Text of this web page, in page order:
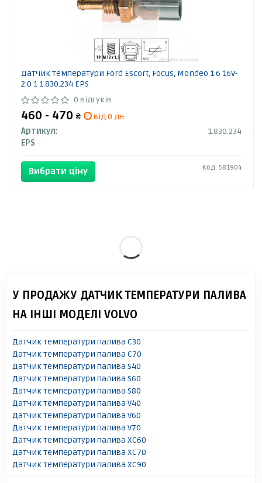
Датчик температури Ford Escort, Focus, Mondeo 1.6 16V-
2.0 1 1.830.234 EPS
0 відгуків
460 - 470 ₴
від 0 дн.
Артикул:
1.830.234
EPS
Вибрати ціну Код: 581904
У ПРОДАЖУ ДАТЧИК ТЕМПЕРАТУРИ ПАЛИВА
НА ІНШІ МОДЕЛІ VOLVO
Датчик температури палива C30
Датчик температури палива C70
Датчик температури палива S40
Датчик температури палива S60
Датчик температури палива S80
Датчик температури палива V40
Датчик температури палива V60
Датчик температури палива V70
Датчик температури палива XC60
Датчик температури палива XC70
Датчик температури палива XC90